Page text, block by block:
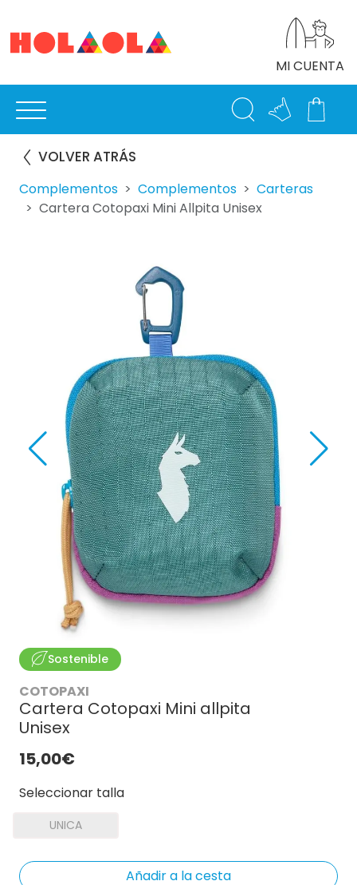
MI CUENTA
VOLVER ATRÁS
Complementos Complementos
Carteras
Cartera Cotopaxi Mini Allpita Unisex
Sostenible
COTOPAXI
Cartera Cotopaxi Mini allpita
Unisex
15,00€
Seleccionar talla
UNICA